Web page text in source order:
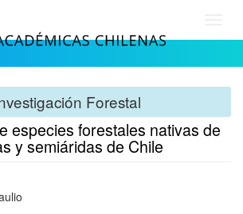
Forestal
especies forestales nativas de
y semiáridas de Chile